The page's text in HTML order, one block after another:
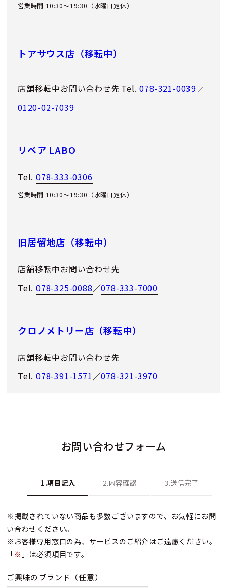
営業時間 10:30～19:30（水曜日定休）
トアサウス店（移転中）
店舗移転中お問い合わせ先 Tel.078-321-0039 ／
0120-02-7039
リペア LABO
Tel. 078-333-0306
営業時間 10:30～19:30（水曜日定休）
旧居留地店（移転中）
店舗移転中お問い合わせ先
Tel. 078-325-0088／078-333-7000
クロノメトリー店（移転中）
店舗移転中お問い合わせ先
Tel. 078-391-1571／078-321-3970
お問い合わせフォーム
1.項目記入 2.内容確認 3.送信完了
※掲載されていない商品も多数ございますので、お気軽にお問
い合わせください。
※お客様専用窓口の為、サービスのご紹介はご遠慮ください。
「※ 」は必須項目です。
ご興味のブランド （任意）